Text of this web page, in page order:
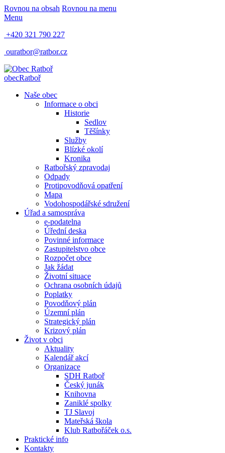
Rovnou na obsah Rovnou na menu
Menu
+420 321 790 227
ouratbor@ratbor.cz
obecRatboř
Naše obec
Informace o obci
Historie
Sedlov
Těšínky
Služby
Blízké okolí
Kronika
Ratbořský zpravodaj
Odpady
Protipovodňová opatření
Mapa
Vodohospodářské sdružení
Úřad a samospráva
e-podatelna
Úřední deska
Povinné informace
Zastupitelstvo obce
Rozpočet obce
Jak žádat
Životní situace
Ochrana osobních údajů
Poplatky
Povodňový plán
Územní plán
Strategický plán
Krizový plán
Život v obci
Aktuality
Kalendář akcí
Organizace
SDH Ratboř
Český junák
Knihovna
Zaniklé spolky
TJ Slavoj
Mateřská škola
Klub Ratbořáček o.s.
Praktické info
Kontakty